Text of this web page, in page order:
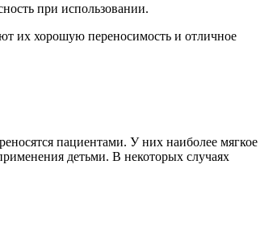
при использовании.
их хорошую переносимость и отличное
пациентами. У них наиболее мягкое
детьми. В некоторых случаях